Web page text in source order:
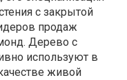
с закрытой
продаж
Дерево с
используют в
живой